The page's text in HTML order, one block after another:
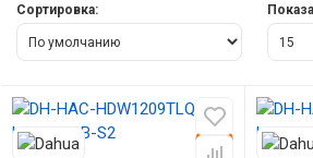
Сортировка: